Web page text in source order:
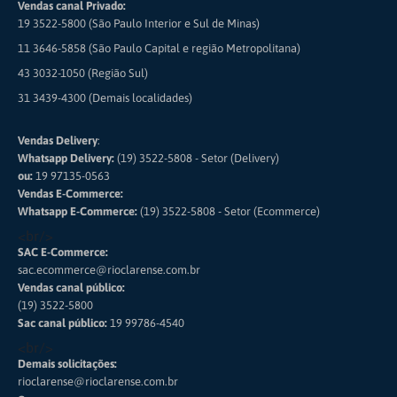
Vendas canal Privado:
19 3522-5800 (São Paulo Interior e Sul de Minas)
11 3646-5858 (São Paulo Capital e região Metropolitana)
43 3032-1050 (Região Sul)
31 3439-4300 (Demais localidades)
Vendas Delivery:
Whatsapp Delivery: (19) 3522-5808 - Setor (Delivery)
ou: 19 97135-0563
Vendas E-Commerce:
Whatsapp E-Commerce: (19) 3522-5808 - Setor (Ecommerce)
<br/>
SAC E-Commerce:
sac.ecommerce@rioclarense.com.br
Vendas canal público:
(19) 3522-5800
Sac canal público: 19 99786-4540
<br/>
Demais solicitações:
rioclarense@rioclarense.com.br